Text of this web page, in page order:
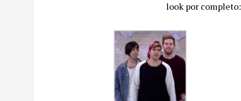
look por completo: